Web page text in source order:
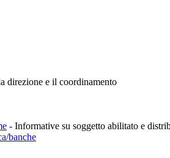
direzione e il coordinamento
- Informative su soggetto abilitato e
banche